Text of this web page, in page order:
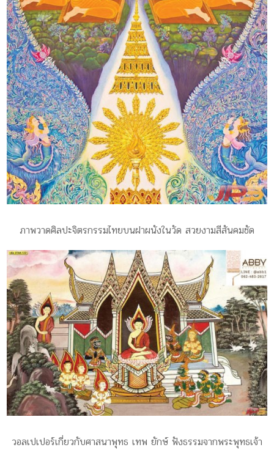
ภาพวาดศิลปะจิตรกรรมไทยบนฝาผนังในวัด สวยงามสีสันคมชัด
วอลเปเปอร์เกี่ยวกับศาสนาพุทธ เทพ ยักษ์ ฟังธรรมจากพระพุทธเจ้า